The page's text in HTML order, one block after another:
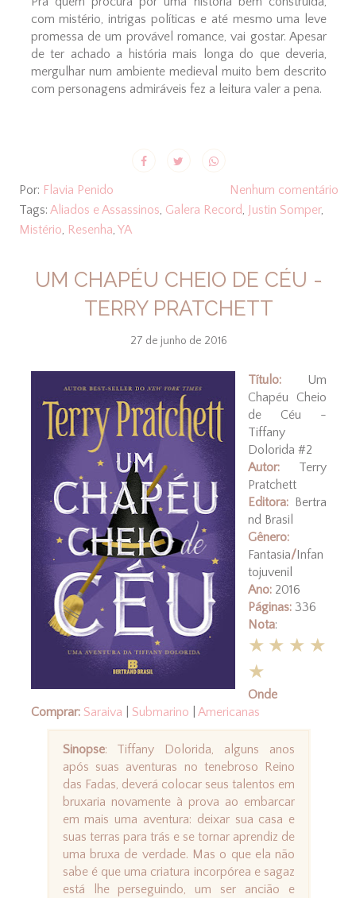
com mistério, intrigas políticas e até mesmo uma leve
promessa de um provável romance, vai gostar. Apesar
de ter achado a história mais longa do que deveria,
mergulhar num ambiente medieval muito bem descrito
com personagens admiráveis fez a leitura valer a pena.
Por: Flavia Penido
Nenhum comentário
Tags: Aliados e Assassinos, Galera Record, Justin Somper,
Mistério, Resenha, YA
UM CHAPÉU CHEIO DE CÉU -
TERRY PRATCHETT
27 de junho de 2016
Título:Um
Chapéu Cheio
de Céu -
Tiffany
Dolorida #2
Autor:Terry
Pratchett
Editora:Bertra
nd Brasil
Gênero:
Fantasia/Infan
tojuvenil
Ano:2016
Páginas:336
Nota:
★★★★
★
Onde
Comprar: Saraiva Submarino Americanas
Sinopse: Tiffany Dolorida, alguns anos
após suas aventuras no tenebroso Reino
das Fadas, deverá colocar seus talentos em
bruxaria novamente à prova ao embarcar
em mais uma aventura: deixar sua casa e
suas terras para trás e se tornar aprendiz de
uma bruxa de verdade. Mas o que ela não
sabe é que uma criatura incorpórea e sagaz
está lhe perseguindo, um ser ancião e